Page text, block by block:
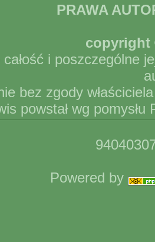
PRAWA
copyright
i poszczególne
bez zgody
powstał wg
Powered by